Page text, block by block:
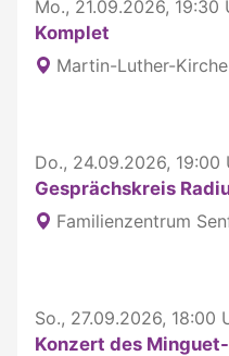
Mo., 21.09.2026, 19:30
Komplet
Martin-Luther-Kirche
Do., 24.09.2026, 19:00
Gesprächskreis
Familienzentrum
So., 27.09.2026, 18:00
Konzert des